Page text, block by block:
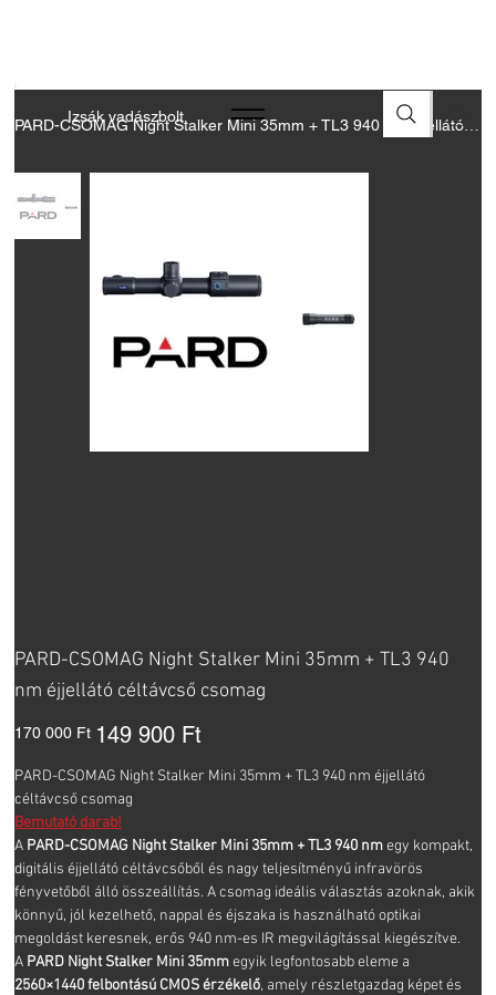
Izsák vadászbolt
PARD-CSOMAG Night Stalker Mini 35mm + TL3 940
nm éjjellátó céltávcső csomag
Eredeti
ár
170 000 Ft Akciós
149 900 Ft
PARD-CSOMAG Night Stalker Mini 35mm + TL3 940 nm éjjellátó
céltávcső csomag
Bemutató darab!
A PARD-CSOMAG Night Stalker Mini 35mm + TL3 940 nmegy kompakt,
digitális éjjellátó céltávcsőből és nagy teljesítményű infravörös
fényvetőből álló összeállítás. A csomag ideális választás azoknak, akik
könnyű, jól kezelhető, nappal és éjszaka is használható optikai
megoldást keresnek, erős 940 nm-es IR megvilágítással kiegészítve.
A PARD Night Stalker Mini 35mmegyik legfontosabb eleme a
2560×1440 felbontású CMOS érzékelő, amely részletgazdag képet és